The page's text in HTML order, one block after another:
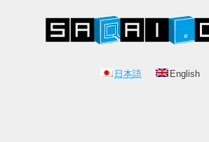
日本語 English